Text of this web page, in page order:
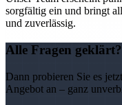
sorgfältig ein und bringt
und zuverlässig.
Alle Fragen geklärt?
Dann probieren Sie es
Angebot an – ganz